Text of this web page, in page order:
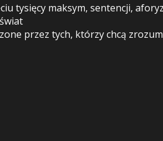
tysięcy maksym, sentencji,
przez tych, którzy chcą